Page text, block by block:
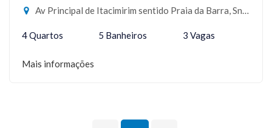
Av Principal de Itacimirim sentido Praia da Barra, Sn - Itacimirim, Camaçari-BA
4 Quartos 5 Banheiros 3 Vagas
Mais informações